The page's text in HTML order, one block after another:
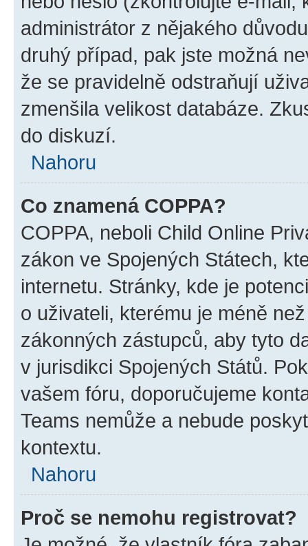
administrátor z nějakého
druhý případ, pak jste možná
že se pravidelně odstraňují
zmenšila velikost databáze.
do diskuzí.
Nahoru
Co znamená COPPA?
COPPA, neboli Child Online
zákon ve Spojených Státech,
internetu. Stránky, kde je
o uživateli, kterému je méně
zákonných zástupců, aby tyto
v jurisdikci Spojených Států.
vašem fóru, doporučujeme
Teams nemůže a nebude
kontextu.
Nahoru
Proč se nemohu registrovat?